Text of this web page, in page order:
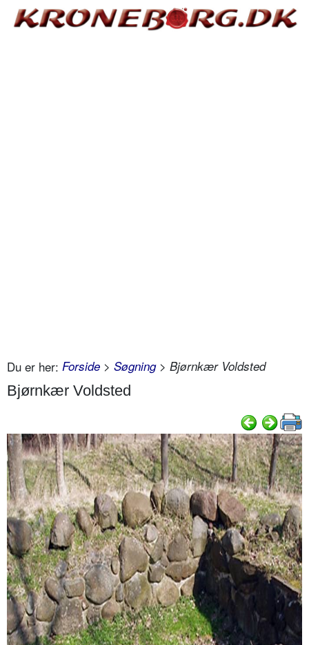
Du er her: Forside > Søgning> Bjørnkær Voldsted
Bjørnkær Voldsted